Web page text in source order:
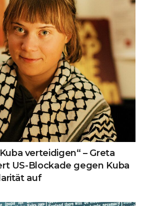
verteidigen“ – Greta
US-Blockade gegen Kuba
auf